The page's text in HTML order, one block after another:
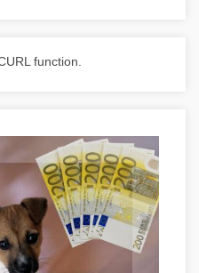
function.